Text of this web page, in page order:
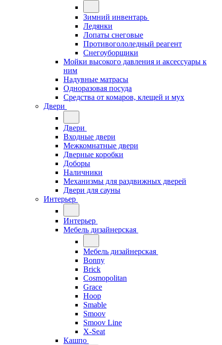
Зимний инвентарь
Ледянки
Лопаты снеговые
Противогололедный реагент
Снегоуборщики
Мойки высокого давления и аксессуары к
ним
Надувные матрасы
Одноразовая посуда
Средства от комаров, клещей и мух
Двери
Двери
Входные двери
Межкомнатные двери
Дверные коробки
Доборы
Наличники
Механизмы для раздвижных дверей
Двери для сауны
Интерьер
Интерьер
Мебель дизайнерская
Мебель дизайнерская
Bonny
Brick
Cosmopolitan
Grace
Hoop
Smable
Smoov
Smoov Line
X-Seat
Кашпо